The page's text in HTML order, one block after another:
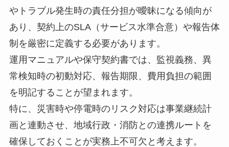
やトラブル発生時の責任分担が曖昧になる傾向が
あり、契約上のSLA（サービス水準合意）や報告体
制を厳密に定義する必要があります。
運用マニュアルや保守契約書では、監視義務、異
常検知時の初動対応、報告期限、費用負担の範囲
を明記することが望まれます。
特に、災害時や停電時のリスク対応は事業継続計
画と連動させ、地域行政・消防との連携ルートを
確保しておくことが実務上不可欠と考えます。